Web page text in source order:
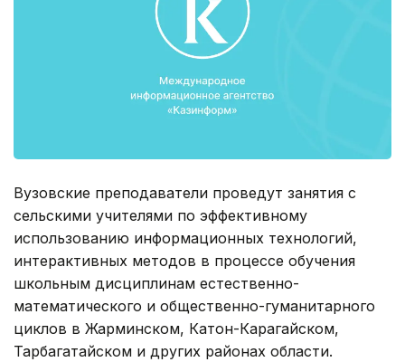
Вузовские преподаватели проведут занятия с
сельскими учителями по эффективному
использованию информационных технологий,
интерактивных методов в процессе обучения
школьным дисциплинам естественно-
математического и общественно-гуманитарного
циклов в Жарминском, Катон-Карагайском,
Тарбагатайском и других районах области.